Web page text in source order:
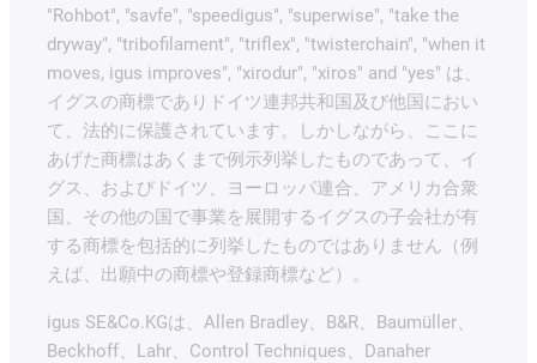
"Rohbot", "savfe", "speedigus", "superwise", "take the
dryway", "tribofilament", "triflex", "twisterchain", "when it
moves, igus improves", "xirodur", "xiros" and "yes" は、
イグスの商標でありドイツ連邦共和国及び他国におい
て、法的に保護されています。しかしながら、ここに
あげた商標はあくまで例示列挙したものであって、イ
グス、およびドイツ、ヨーロッパ連合、アメリカ合衆
国、その他の国で事業を展開するイグスの子会社が有
する商標を包括的に列挙したものではありません（例
えば、出願中の商標や登録商標など）。
igus SE&Co.KGは、Allen Bradley、B&R、Baumüller、
Beckhoff、Lahr、Control Techniques、Danaher